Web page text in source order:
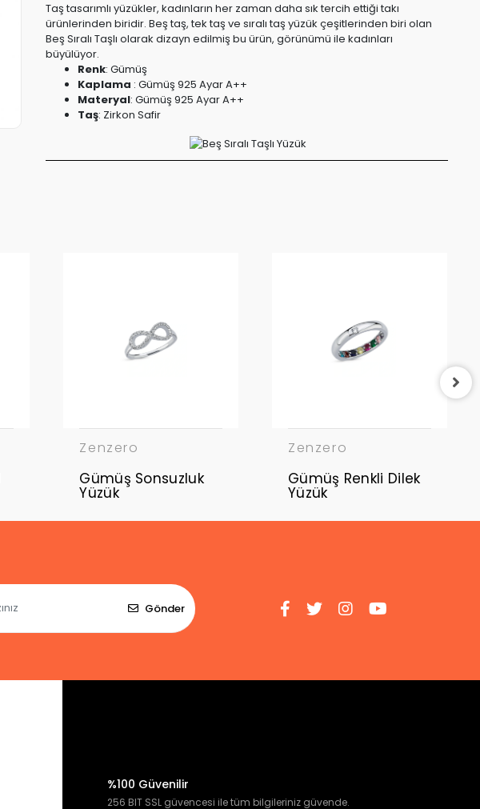
Taş tasarımlı yüzükler, kadınların her zaman daha sık tercih ettiği takı
ürünlerinden biridir. Beş taş, tek taş ve sıralı taş yüzük çeşitlerinden biri olan
Beş Sıralı Taşlı olarak dizayn edilmiş bu ürün, görünümü ile kadınları
büyülüyor.
Renk: Gümüş
Kaplama : Gümüş 925 Ayar A++
Materyal: Gümüş 925 Ayar A++
Taş: Zirkon Safir
Zenzero
Gümüş Sonsuzluk
Yüzük
Zenzero
Gümüş Renkli Dilek
Yüzük
Gönder
%100 Güvenilir
256 BIT SSL güvencesi ile tüm bilgileriniz güvende.